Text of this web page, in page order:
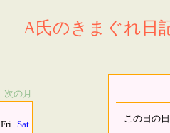
A氏のきまぐれ日
次の月
Fri Sat
この日の